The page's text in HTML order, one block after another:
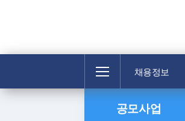
전
메
채용정보
공모사업